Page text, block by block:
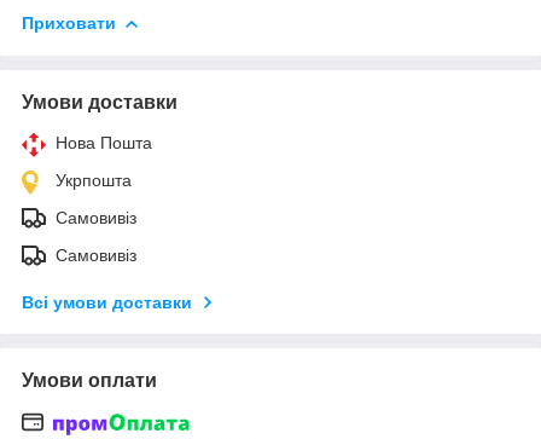
Приховати
Умови доставки
Нова Пошта
Укрпошта
Самовивіз
Самовивіз
Всі умови доставки
Умови оплати